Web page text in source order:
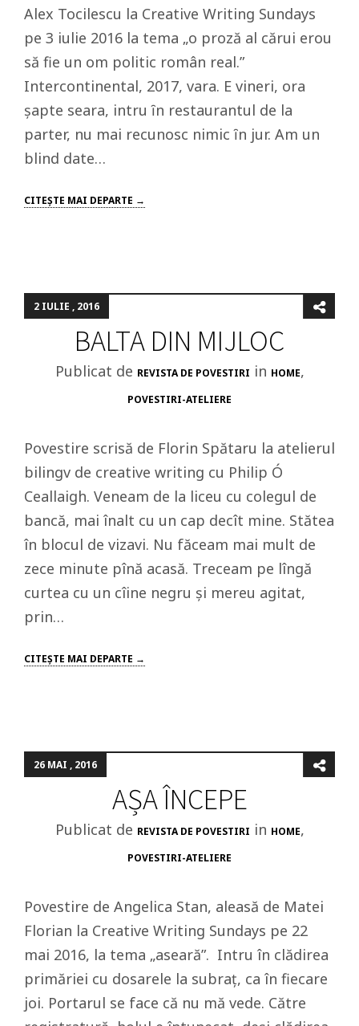
Alex Tocilescu la Creative Writing Sundays
pe 3 iulie 2016 la tema „o proză al cărui erou
să fie un om politic român real.”
Intercontinental, 2017, vara. E vineri, ora
șapte seara, intru ȋn restaurantul de la
parter, nu mai recunosc nimic ȋn jur. Am un
blind date…
CITEŞTE MAI DEPARTE →
2 IULIE , 2016
BALTA DIN MIJLOC
Publicat de REVISTA DE POVESTIRI in HOME,
POVESTIRI-ATELIERE
Povestire scrisă de Florin Spătaru la atelierul
bilingv de creative writing cu Philip Ó
Ceallaigh. Veneam de la liceu cu colegul de
bancă, mai înalt cu un cap decît mine. Stătea
în blocul de vizavi. Nu făceam mai mult de
zece minute pînă acasă. Treceam pe lîngă
curtea cu un cîine negru și mereu agitat,
prin…
CITEŞTE MAI DEPARTE →
26 MAI , 2016
AȘA ÎNCEPE
Publicat de REVISTA DE POVESTIRI in HOME,
POVESTIRI-ATELIERE
Povestire de Angelica Stan, aleasă de Matei
Florian la Creative Writing Sundays pe 22
mai 2016, la tema „aseară”. Intru în clădirea
primăriei cu dosarele la subraț, ca în fiecare
joi. Portarul se face că nu mă vede. Către